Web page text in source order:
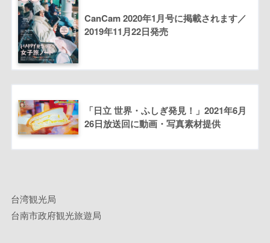
CanCam 2020年1月号に掲載されます／
2019年11月22日発売
「日立 世界・ふしぎ発見！」2021年6月
26日放送回に動画・写真素材提供
台湾観光局
台南市政府観光旅遊局